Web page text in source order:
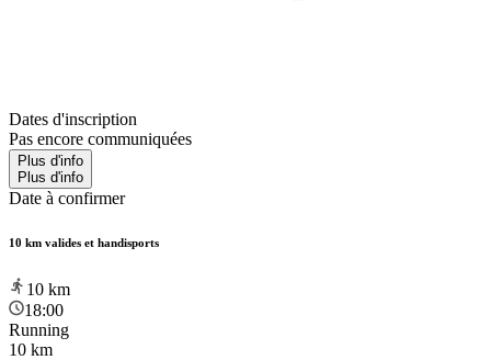
Dates d'inscription
Pas encore communiquées
Plus d'info
Plus d'info
Date à confirmer
10 km valides et handisports
10 km
18:00
Running
10 km